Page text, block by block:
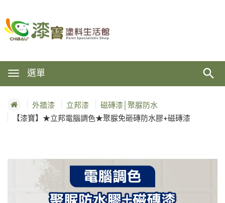
選單
外牆漆 立邦漆
磁磚漆│聚脲防水
【漆寶】★立邦電腦調色★聚脲免砸磚防水膠+磁磚漆